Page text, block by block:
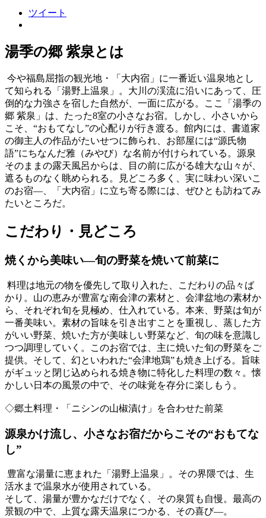
ツイート
湯季の郷 紫泉とは
今や福島屈指の観光地・「大内宿」に一番近い温泉地とし
て知られる「湯野上温泉」。大川の渓流に沿いにあって、圧
倒的な力強さを宿した自然が、一面に広がる。ここ「湯季の
郷 紫泉」は、たった8室の小さなお宿。しかし、小さいから
こそ、“おもてなし”の心配りが行き渡る。館内には、書道家
の御主人の作品がたいせつに飾られ、お部屋には“源氏物
語”にちなんだ雅（みやび）な名前が付けられている。源泉
そのままの露天風呂からは、目の前に広がる雄大な山々が、
遮るものなく眺められる。見どころ多く、実に味わい深いこ
のお宿―、「大内宿」に立ち寄る際には、ぜひとも訪ねてみ
たいところだ。
こだわり・見どころ
焼くから美味い―旬の野菜を焼いて前菜に
料理は地元の物を優先して取り入れた、こだわりの品々ば
かり。山の恵みが豊富な南会津の素材と、会津盆地の素材か
ら、それぞれ旬を見極め、仕入れている。本来、野菜は旬が
一番美味い。素材の旨味を引き出すことを重視し、蒸した方
がいい野菜、焼いた方が美味しい野菜など、旬の味を意識し
つつ調理していく。このお宿では、主に焼いた旬の野菜をご
提供。そして、幻といわれた“会津地鶏”も焼き上げる。旨味
がギュッと閉じ込められる焼き物に特化した料理の数々。懐
かしい日本の風景の中で、その味覚を存分に楽しもう。
◇郷土料理・「ニシンの山椒漬け」を合わせた前菜
源泉かけ流し、小さなお宿だからこその“おもてな
し”
豊富な湯量に恵まれた「湯野上温泉」。その界隈では、生
活水まで温泉水が使用されている。
そして、湯量が豊かなだけでなく、その泉質も自慢。最高の
景観の中で、上質な露天温泉につかる、その喜び―。